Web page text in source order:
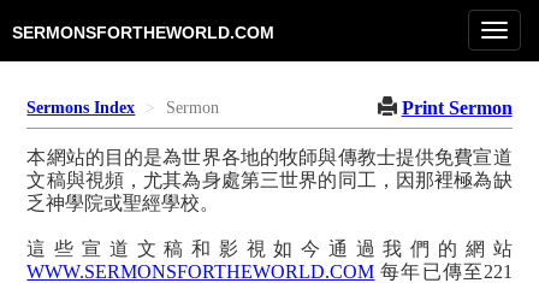
SERMONSFORTHEWORLD.COM
Sermons Index Sermon Print Sermon
本網站的目的是為世界各地的牧師與傳教士提供免費宣道
文稿與視頻，尤其為身處第三世界的同工，因那裡極為缺
乏神學院或聖經學校。
這些宣道文稿和影視如今通過我們的網站
WWW.SERMONSFORTHEWORLD.COM 每年已傳至221